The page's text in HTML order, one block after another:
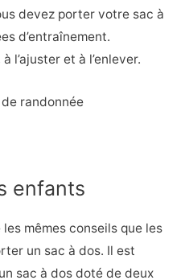
devez porter votre sac à
d’entraînement.
l’ajuster et à l’enlever.
randonnée
enfants
mêmes conseils que les
un sac à dos. Il est
sac à dos doté de deux